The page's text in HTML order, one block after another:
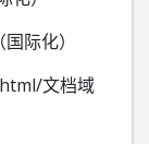
际化）
文档域